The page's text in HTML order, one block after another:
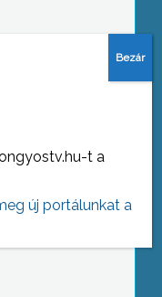
meg a
a
t a
új portálunkat a